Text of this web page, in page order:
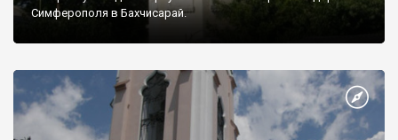
Симферополя в Бахчисарай.